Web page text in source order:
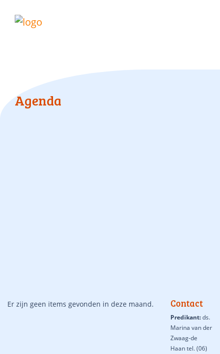
Agenda
Er zijn geen items gevonden in deze maand. Contact
Predikant:ds.
Marina van der
Zwaag-de
Haan tel. (06)